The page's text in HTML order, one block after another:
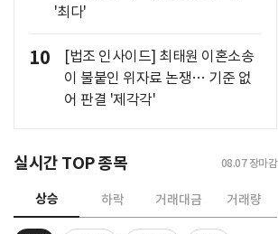
'최다'
10
[법조 인사이드] 최태원 이혼소송
이 불붙인 위자료 논쟁… 기준 없
어 판결 '제각각'
실시간 TOP 종목 08.07 장마감
상승 하락 거래대금 거래량